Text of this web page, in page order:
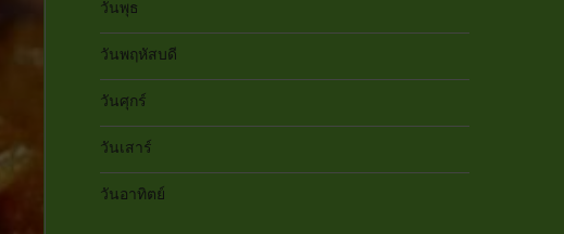
วันพุธ
วันพฤหัสบดี
วันศุกร์
วันเสาร์
วันอาทิตย์